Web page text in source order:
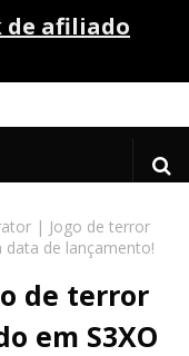
de afiliado
| Jogo de terror
data de lançamento!
de terror
em S3XO